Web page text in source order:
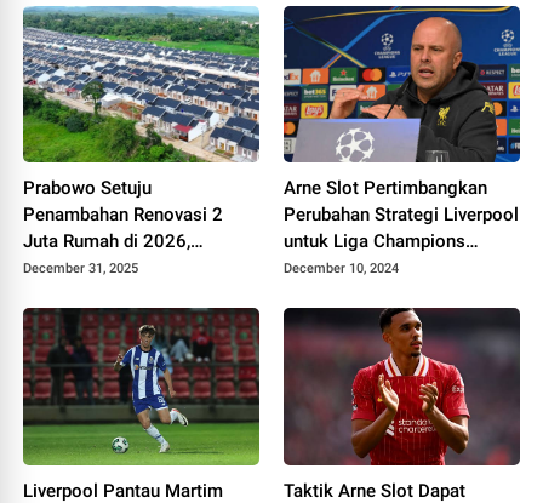
Prabowo Setuju
Penambahan Renovasi 2
Juta Rumah di 2026,
Pemerintah Siapkan
December 31, 2025
Arne Slot Pertimbangkan
Perubahan Strategi Liverpool
untuk Liga Champions
Musim Depan
December 10, 2024
Liverpool Pantau Martim
Taktik Arne Slot Dapat